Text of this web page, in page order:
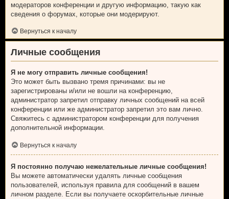
модераторов конференции и другую информацию, такую как
сведения о форумах, которые они модерируют.
Вернуться к началу
Личные сообщения
Я не могу отправить личные сообщения!
Это может быть вызвано тремя причинами: вы не
зарегистрированы и/или не вошли на конференцию,
администратор запретил отправку личных сообщений на всей
конференции или же администратор запретил это вам лично.
Свяжитесь с администратором конференции для получения
дополнительной информации.
Вернуться к началу
Я постоянно получаю нежелательные личные сообщения!
Вы можете автоматически удалять личные сообщения
пользователей, используя правила для сообщений в вашем
личном разделе. Если вы получаете оскорбительные личные